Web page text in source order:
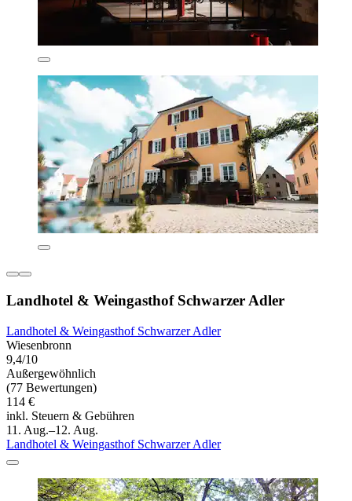
Landhotel & Weingasthof Schwarzer Adler
Landhotel & Weingasthof Schwarzer Adler
Wiesenbronn
9,4/10
Außergewöhnlich
(77 Bewertungen)
114 €
inkl. Steuern & Gebühren
11. Aug.–12. Aug.
Landhotel & Weingasthof Schwarzer Adler